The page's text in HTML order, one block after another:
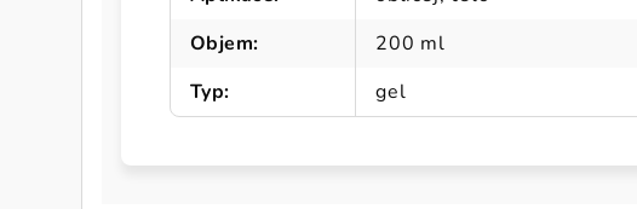
Objem:
200 ml
Typ: gel